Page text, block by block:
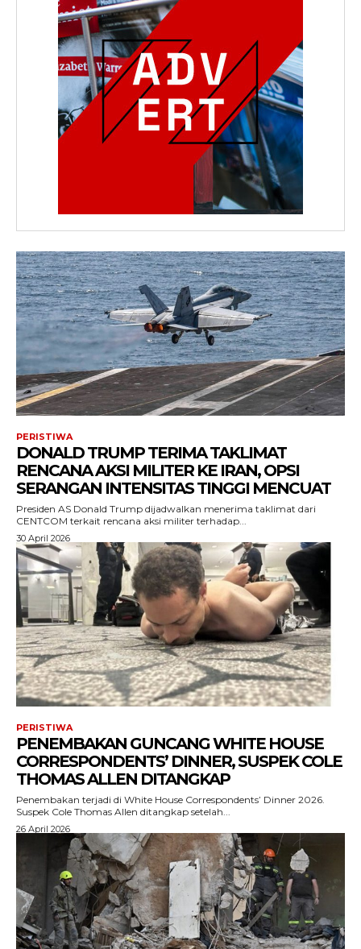
PERISTIWA
DONALD TRUMP TERIMA TAKLIMAT
RENCANA AKSI MILITER KE IRAN, OPSI
SERANGAN INTENSITAS TINGGI MENCUAT
Presiden AS Donald Trump dijadwalkan menerima taklimat dari
CENTCOM terkait rencana aksi militer terhadap...
30 April 2026
PERISTIWA
PENEMBAKAN GUNCANG WHITE HOUSE
CORRESPONDENTS’ DINNER, SUSPEK COLE
THOMAS ALLEN DITANGKAP
Penembakan terjadi di White House Correspondents’ Dinner 2026.
Suspek Cole Thomas Allen ditangkap setelah...
26 April 2026